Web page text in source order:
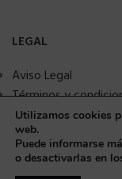
LEGAL
Aviso Legal
Términos y
Política de
Política de Cookies
Seguridad y
Utilizamos cookies
web.
Puede informarse
o desactivarlas en